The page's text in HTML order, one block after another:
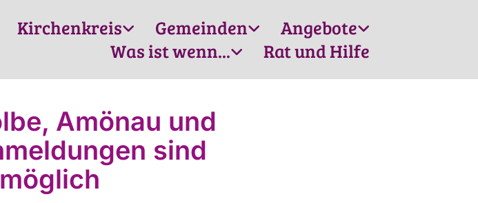
Kirchenkreis Gemeinden
Angebote
Was ist wenn...
Rat und Hilfe
Amönau und
sind